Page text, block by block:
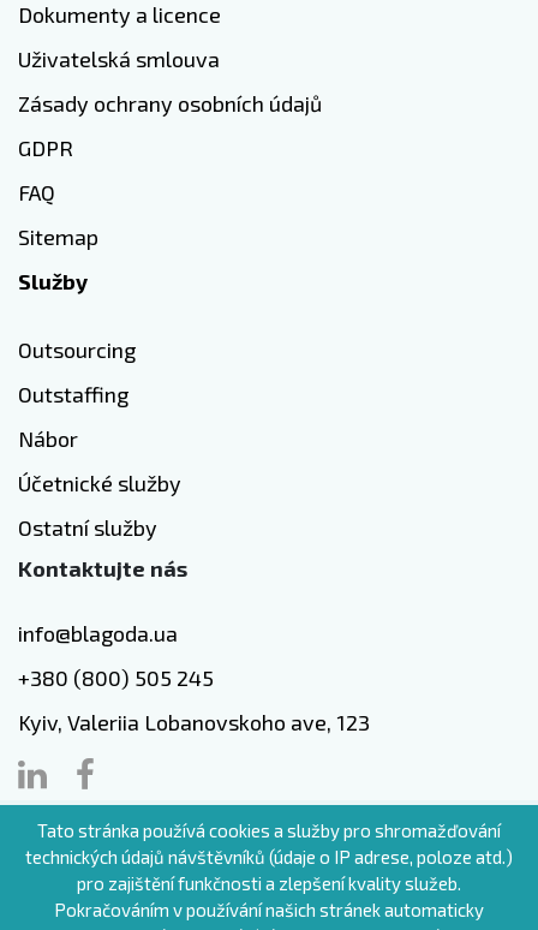
Dokumenty a licence
Uživatelská smlouva
Zásady ochrany osobních údajů
GDPR
FAQ
Sitemap
Služby
Outsourcing
Outstaffing
Nábor
Účetnické služby
Ostatní služby
Kontaktujte nás
info@blagoda.ua
+380 (800) 505 245
Kyiv, Valeriia Lobanovskoho ave, 123
CZ
Tato stránka používá cookies a služby pro shromažďování
technických údajů návštěvníků (údaje o IP adrese, poloze atd.)
pro zajištění funkčnosti a zlepšení kvality služeb.
Pokračováním v používání našich stránek automaticky